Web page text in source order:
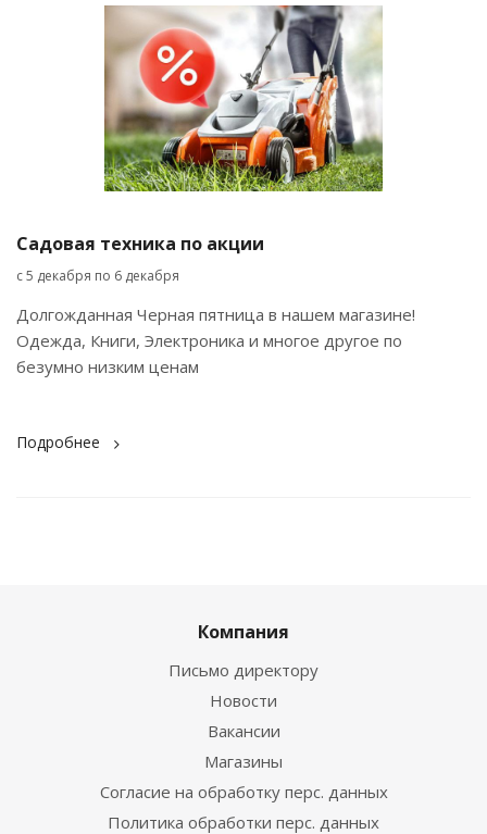
Садовая техника по акции
с 5 декабря по 6 декабря
Долгожданная Черная пятница в нашем магазине!
Одежда, Книги, Электроника и многое другое по
безумно низким ценам
Подробнее
Компания
Письмо директору
Новости
Вакансии
Магазины
Согласие на обработку перс. данных
Политика обработки перс. данных